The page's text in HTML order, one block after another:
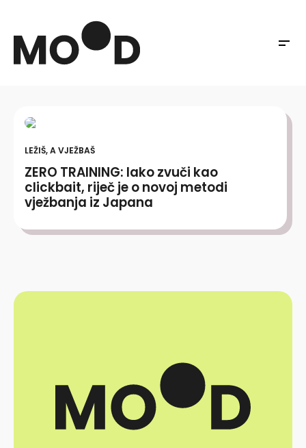
LEŽIŠ, A VJEŽBAŠ
ZERO TRAINING: Iako zvuči kao
clickbait, riječ je o novoj metodi
vježbanja iz Japana